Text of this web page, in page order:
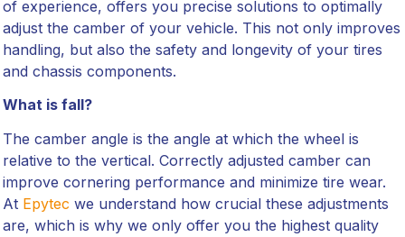
of experience, offers you precise solutions to optimally
adjust the camber of your vehicle. This not only improves
handling, but also the safety and longevity of your tires
and chassis components.
What is fall?
The camber angle is the angle at which the wheel is
relative to the vertical. Correctly adjusted camber can
improve cornering performance and minimize tire wear.
At Epytec we understand how crucial these adjustments
are, which is why we only offer you the highest quality